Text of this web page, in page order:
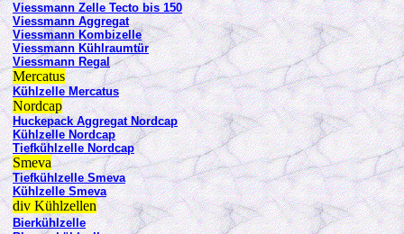
Viessmann Zelle Tecto bis 150
Viessmann Aggregat
Viessmann Kombizelle
Viessmann Kühlraumtür
Viessmann Regal
Mercatus
Kühlzelle Mercatus
Nordcap
Huckepack Aggregat Nordcap
Kühlzelle Nordcap
Tiefkühlzelle Nordcap
Smeva
Tiefkühlzelle Smeva
Kühlzelle Smeva
div Kühlzellen
Bierkühlzelle